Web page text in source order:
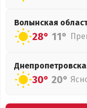
Волынская
28° 11°
30° 20°